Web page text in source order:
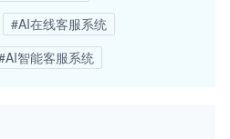
#AI在线客服系统
智能客服系统